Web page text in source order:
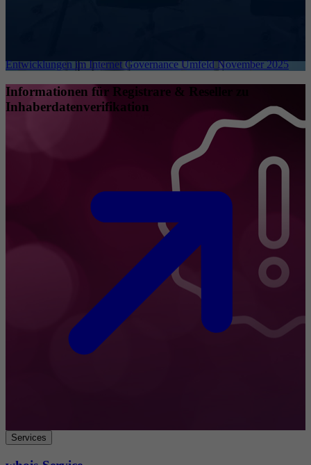
Entwicklungen im Internet Governance Umfeld November 2025
Informationen für Registrare & Reseller zu
Inhaberdatenverifikation
Services